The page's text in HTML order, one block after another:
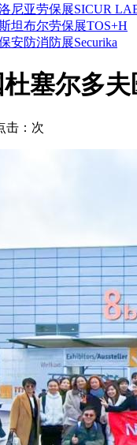
尼亚劳保展SICUR
坦布尔劳保展TOS+H
安防消防展Securika
杜塞尔多
： 次